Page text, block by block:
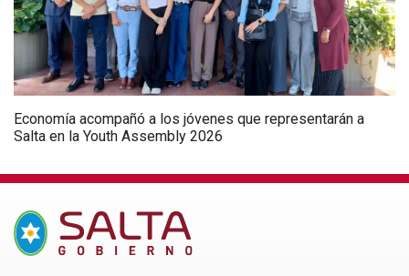
Economía acompañó a los jóvenes que representarán a
Salta en la Youth Assembly 2026